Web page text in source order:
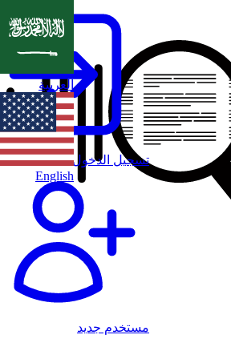
تسجيل الدخول
مستخدم جديد
العربية
English